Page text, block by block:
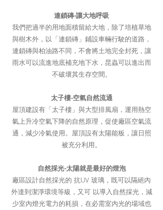
連鎖磚-讓大地呼吸
我們把過半的用地面積留給大地，除了培植草地
與樹木外，以「連鎖磚」鋪設車輛行駛的道路，
連鎖磚與柏油路不同，不會將土地完全封死，讓
雨水可以流進地底補充地下水，昆蟲可以進出而
不破壞其生存空間。
太子樓-空氣自然流通
屋頂建設有「太子樓」與大型排風扇，運用熱空
氣上升冷空氣下降的自然原理，促使廠區空氣流
通，減少冷氣使用。屋頂設有太陽能板，讓日照
被充分利用。
自然採光-太陽就是最好的燈泡
廠區設計自然採光的 抗UV 玻璃，既可以隔絕內
外達到潔淨環境等級，又可 以導入自然採光，減
少室內燈光電力的耗損，在必需室內光的場域也